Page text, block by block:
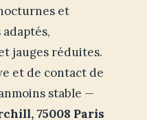
et
jauges réduites.
et de contact de
stable —
75008 Paris